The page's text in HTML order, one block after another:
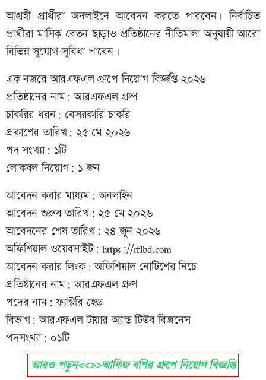
আগ্রহী প্রার্থীরা অনলাইনে আবেদন করতে পারবেন। নির্বাচিত
প্রার্থীরা মাসিক বেতন ছাড়াও প্রতিষ্ঠানের নীতিমালা অনুযায়ী আরো
বিভিন্ন সুযোগ-সুবিধা পাবেন।
এক নজরে আরএফএল গ্রুপে নিয়োগ বিজ্ঞপ্তি ২০২৬
প্রতিষ্ঠানের নাম: আরএফএল গ্রুপ
চাকরির ধরন: বেসরকারি চাকরি
প্রকাশের তারিখ: ২৫ মে ২০২৬
পদ সংখ্যা: ১টি
লোকবল নিয়োগ: ১ জন
আবেদন করার মাধ্যম: অনলাইন
আবেদন শুরুর তারিখ: ২৫ মে ২০২৬
আবেদনের শেষ তারিখ: ২৪ জুন ২০২৬
অফিশিয়াল ওয়েবসাইট: https://rflbd.com
আবেদন করার লিংক: অফিশিয়াল নোটিশের নিচে
প্রতিষ্ঠানের নাম: আরএফএল গ্রুপ
পদের নাম: ফ্যাক্টরি হেড
বিভাগ: আরএফএল টায়ার অ্যান্ড টিউব বিজনেস
পদসংখ্যা: ০১টি
আরও পড়ুন<<>>আকিজ বশির গ্রুপে নিয়োগ বিজ্ঞপ্তি